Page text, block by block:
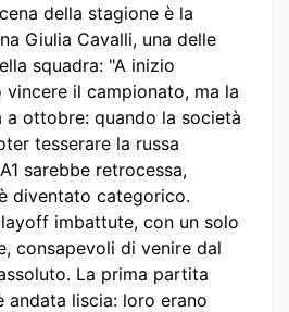
della stagione è la
Giulia Cavalli, una delle
squadra: "A inizio
il campionato, ma la
ottobre: quando la società
tesserare la russa
sarebbe retrocessa,
diventato categorico.
imbattute, con un solo
consapevoli di venire dal
La prima partita
liscia: loro erano